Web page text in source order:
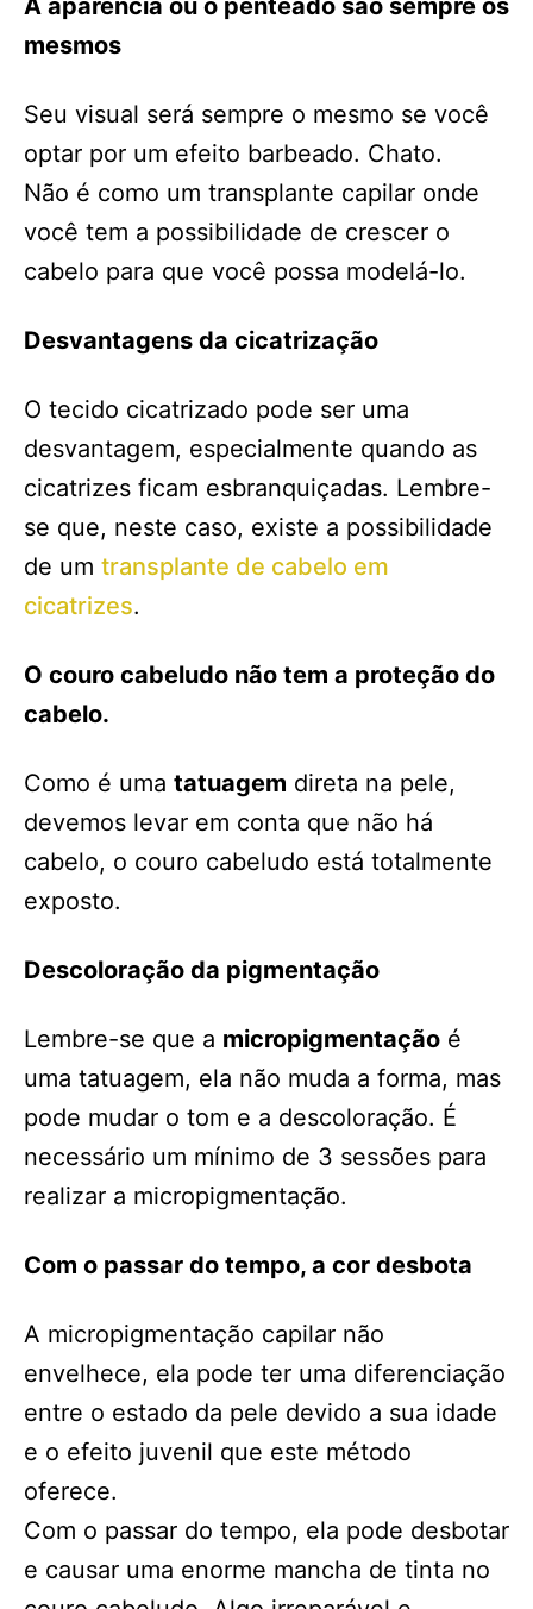
mesmos
Seu visual será sempre o mesmo se você
optar por um efeito barbeado. Chato.
Não é como um transplante capilar onde
você tem a possibilidade de crescer o
cabelo para que você possa modelá-lo.
Desvantagens da cicatrização
O tecido cicatrizado pode ser uma
desvantagem, especialmente quando as
cicatrizes ficam esbranquiçadas. Lembre-
se que, neste caso, existe a possibilidade
de um transplante de cabelo em
cicatrizes.
O couro cabeludo não tem a proteção do
cabelo.
Como é uma tatuagem direta na pele,
devemos levar em conta que não há
cabelo, o couro cabeludo está totalmente
exposto.
Descoloração da pigmentação
Lembre-se que a micropigmentação é
uma tatuagem, ela não muda a forma, mas
pode mudar o tom e a descoloração. É
necessário um mínimo de 3 sessões para
realizar a micropigmentação.
Com o passar do tempo, a cor desbota
A micropigmentação capilar não
envelhece, ela pode ter uma diferenciação
entre o estado da pele devido a sua idade
e o efeito juvenil que este método
oferece.
Com o passar do tempo, ela pode desbotar
e causar uma enorme mancha de tinta no